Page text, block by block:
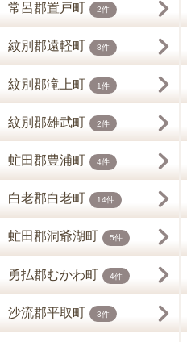
常呂郡置戸町 2件
紋別郡遠軽町 8件
紋別郡滝上町 1件
紋別郡雄武町 2件
虻田郡豊浦町 4件
白老郡白老町 14件
虻田郡洞爺湖町 5件
勇払郡むかわ町 4件
沙流郡平取町 3件